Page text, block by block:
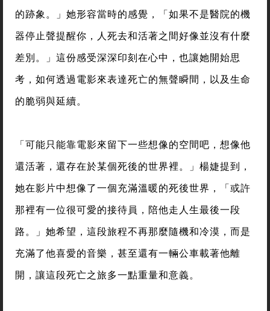
的跡象。」她形容當時的感覺，「如果不是醫院的機
器停止聲提醒你，人死去和活著之間好像並沒有什麼
差別。」這份感受深深印刻在心中，也讓她開始思
考，如何透過電影來表達死亡的無聲瞬間，以及生命
的脆弱與延續。
「可能只能靠電影來留下一些想像的空間吧，想像他
還活著，還存在於某個死後的世界裡。」楊婕提到，
她在影片中想像了一個充滿溫暖的死後世界，「或許
那裡有一位很可愛的接待員，陪他走人生最後一段
路。」她希望，這段旅程不再那麼隨機和冷漠，而是
充滿了他喜愛的音樂，甚至還有一輛公車載著他離
開，讓這段死亡之旅多一點重量和意義。